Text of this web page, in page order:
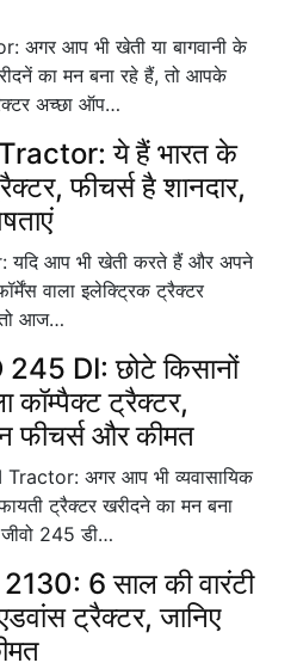
आप भी खेती या बागवानी के
का मन बना रहे हैं, तो आपके
अच्छा ऑप…
ये हैं भारत के
फीचर्स है शानदार,
आप भी खेती करते हैं और अपने
वाला इलेक्ट्रिक ट्रैक्टर
तो आज…
DI: छोटे किसानों
कॉम्पैक्ट ट्रैक्टर,
फीचर्स और कीमत
अगर आप भी व्यवासायिक
ट्रैक्टर खरीदने का मन बना
245 डी…
6 साल की वारंटी
ट्रैक्टर, जानिए